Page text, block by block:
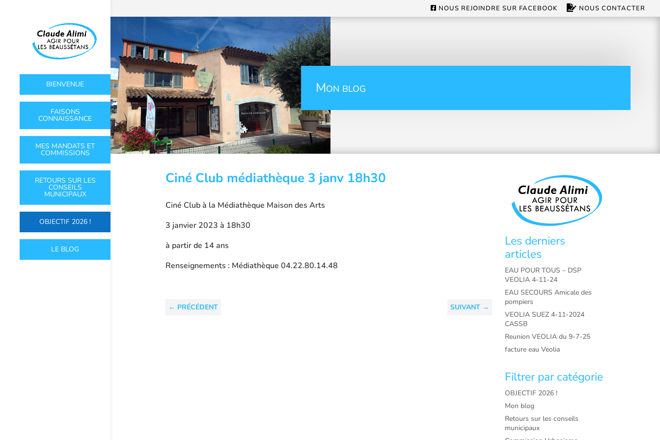
NOUS REJOINDRE SUR FACEBOOK NOUS CONTACTER
BIENVENUE
FAISONS
CONNAISSANCE
MES MANDATS ET
COMMISSIONS
RETOURS SUR LES
CONSEILS
MUNICIPAUX
OBJECTIF 2026 !
LE BLOG
Mon blog
Ciné Club médiathèque 3 janv 18h30
Ciné Club à la Médiathèque Maison des Arts
3 janvier 2023 à 18h30
à partir de 14 ans
Renseignements : Médiathèque 04.22.80.14.48
← PRÉCÉDENT SUIVANT→
Les derniers
articles
EAU POUR TOUS – DSP
VEOLIA 4-11-24
EAU SECOURS Amicale des
pompiers
VEOLIA SUEZ 4-11-2024
CASSB
Reunion VEOLIA du 9-7-25
facture eau Veolia
Filtrer par catégorie
OBJECTIF 2026 !
Mon blog
Retours sur les conseils
municipaux